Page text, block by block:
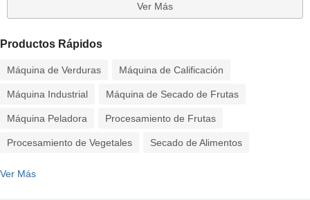
Ver Más
Productos Rápidos
Máquina de Verduras Máquina de Calificación
Máquina Industrial Máquina de Secado de Frutas
Máquina Peladora Procesamiento de Frutas
Procesamiento de Vegetales Secado de Alimentos
Ver Más